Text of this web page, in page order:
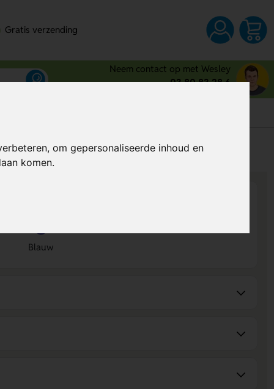
om gepersonaliseerde inhoud en
komen.
Gratis verzending
Neem contact op met Wesley
03 80 83 28 6
Al vanaf€ 0,97per stuk (excl. BTW)
Blauw